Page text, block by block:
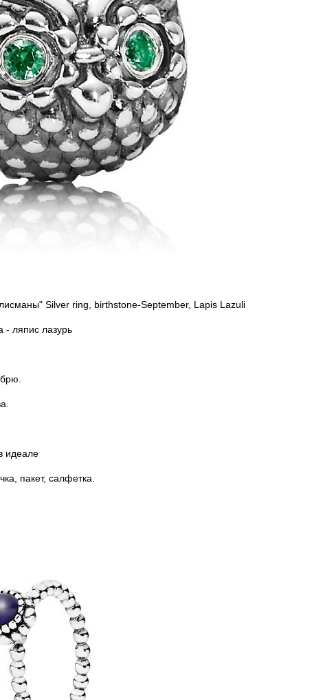
Silver ring, birthstone-September, Lapis Lazuli
- ляпис лазурь
идеале
пакет, салфетка.